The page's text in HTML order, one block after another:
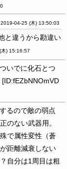
2019-04-25 (木) 13:50:03
と違うから勘違い
) 15:16:57
いでに化石とつ
るので敵の弱点
のない武器用。
で属性変性（蒼
距離減衰しない
自分は1周目は粗